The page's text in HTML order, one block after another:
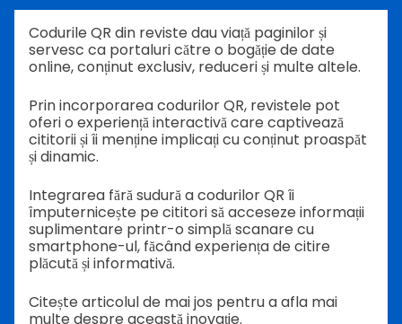
Codurile QR din reviste dau viață paginilor și
servesc ca portaluri către o bogăție de date
online, conținut exclusiv, reduceri și multe altele.
Prin incorporarea codurilor QR, revistele pot
oferi o experiență interactivă care captivează
cititorii și îi menține implicați cu conținut proaspăt
și dinamic.
Integrarea fără sudură a codurilor QR îi
împuternicește pe cititori să acceseze informații
suplimentare printr-o simplă scanare cu
smartphone-ul, făcând experiența de citire
plăcută și informativă.
Citește articolul de mai jos pentru a afla mai
multe despre această inovație.